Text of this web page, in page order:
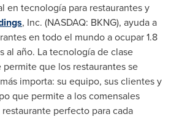
en tecnología para restaurantes y
, Inc. (NASDAQ: BKNG), ayuda a
en todo el mundo a ocupar 1.8
al año. La tecnología de clase
permite que los restaurantes se
importa: su equipo, sus clientes y
que permite a los comensales
perfecto para cada